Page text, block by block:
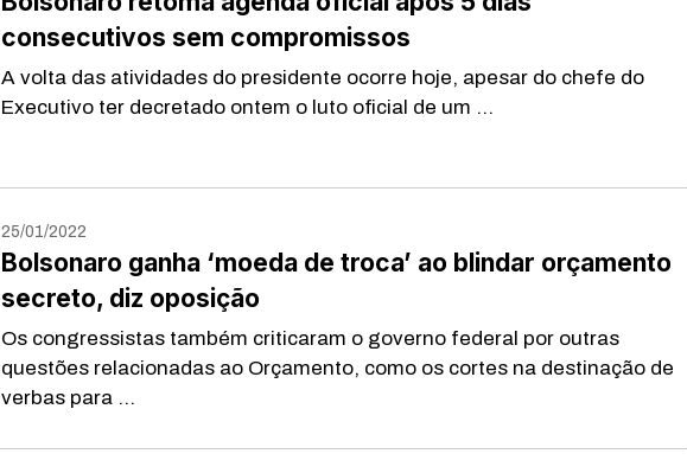
consecutivos sem compromissos
A volta das atividades do presidente ocorre hoje, apesar do chefe do
Executivo ter decretado ontem o luto oficial de um ...
25/01/2022
Bolsonaro ganha ‘moeda de troca’ ao blindar orçamento
secreto, diz oposição
Os congressistas também criticaram o governo federal por outras
questões relacionadas ao Orçamento, como os cortes na destinação de
verbas para ...